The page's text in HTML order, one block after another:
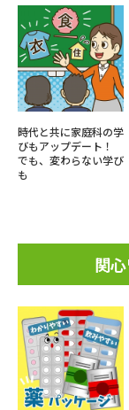
時代と共に家庭科の学
びもアップデート！
でも、変わらない学び
も
関